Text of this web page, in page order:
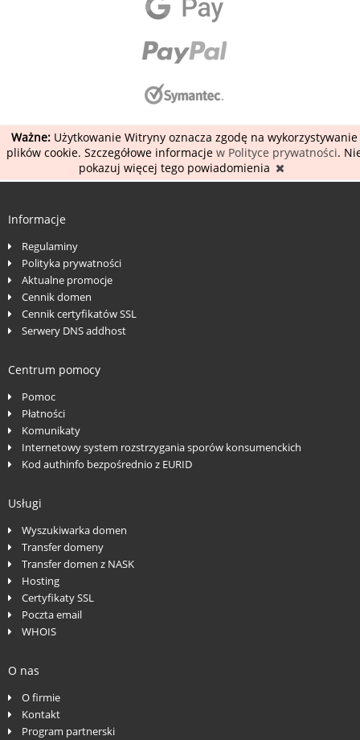
Ważne:Użytkowanie Witryny oznacza zgodę na wykorzystywanie
plików cookie. Szczegółowe informacje w Polityce prywatności.
pokazuj więcej tego powiadomienia
Informacje
Regulaminy
Polityka prywatności
Aktualne promocje
Cennik domen
Cennik certyfikatów SSL
Serwery DNS addhost
Centrum pomocy
Pomoc
Płatności
Komunikaty
Internetowy system rozstrzygania sporów konsumenckich
Kod authinfo bezpośrednio z EURID
Usługi
Wyszukiwarka domen
Transfer domeny
Transfer domen z NASK
Hosting
Certyfikaty SSL
Poczta email
WHOIS
O nas
O firmie
Kontakt
Program partnerski